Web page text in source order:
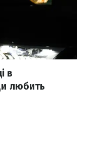
в
любить